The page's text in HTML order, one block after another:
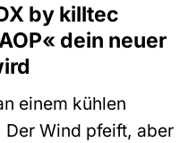
by killtec
dein neuer
einem kühlen
Der Wind pfeift, aber